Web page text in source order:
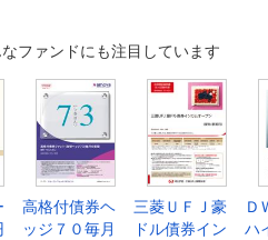
ファンドにも注目しています
高格付債券ヘ
ッジ７０毎月
三菱ＵＦＪ豪
ドル債券イン
Ｄ
ハ